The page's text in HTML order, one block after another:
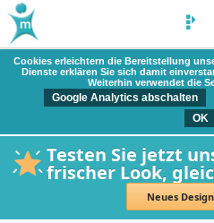
Cookies erleichtern die Bereitstellung
Dienste erklären Sie sich damit
Weiterhin verwendet die
Google Analytics abschalten
OK
Testen Sie jetzt
frischer Look,
Neues